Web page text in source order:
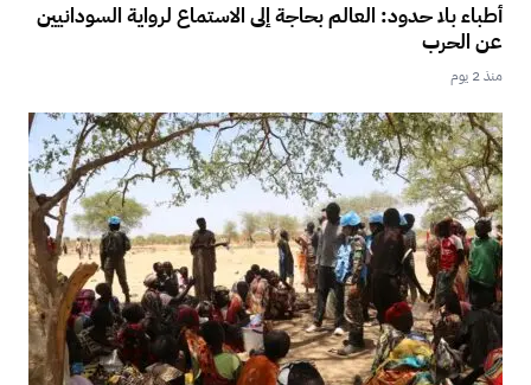
أطباء بلا حدود: العالم بحاجة إلى الاستماع لرواية السودانيين
عن الحرب
منذ 2 يوم